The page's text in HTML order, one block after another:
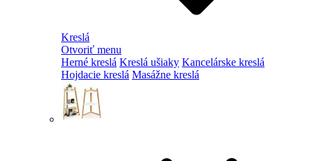
Kreslá
Otvoriť menu
Herné kreslá Kreslá ušiaky Kancelárske kreslá
Hojdacie kreslá Masážne kreslá